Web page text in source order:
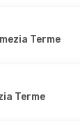
Terme
Terme